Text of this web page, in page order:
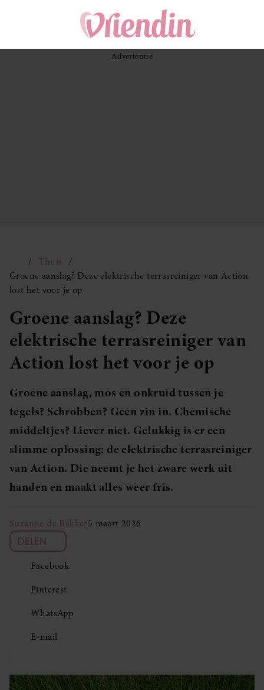
Thuis
Groene aanslag? Deze elektrische terrasreiniger van Action
lost het voor je op
Groene aanslag? Deze
elektrische terrasreiniger van
Action lost het voor je op
Groene aanslag, mos en onkruid tussen je
tegels? Schrobben? Geen zin in. Chemische
middeltjes? Liever niet. Gelukkig is er een
slimme oplossing: de elektrische terrasreiniger
van Action. Die neemt je het zware werk uit
handen en maakt alles weer fris.
Suzanne de Bakker5 maart 2026
DELEN
Facebook
Pinterest
WhatsApp
E-mail